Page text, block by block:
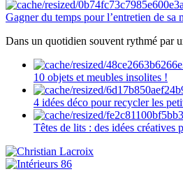
Gagner du temps pour l’entretien de sa
Dans un quotidien souvent rythmé par
10 objets et meubles insolites !
4 idées déco pour recycler les
Têtes de lits : des idées